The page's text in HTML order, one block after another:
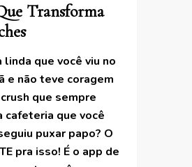
Transforma
que você viu no
e não teve coragem
que sempre
cafeteria que você
puxar papo? O
pra isso! É o app de